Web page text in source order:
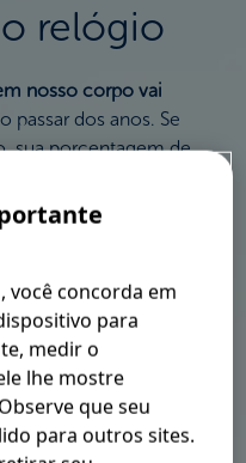
relógio
nosso corpo vai
dos anos. Se
sua porcentagem de
e buscar o
forma, será possível
idade.
=
lesões
é de suma importância
você concorda em
para
medir o
lhe mostre
que seu
para outros sites.